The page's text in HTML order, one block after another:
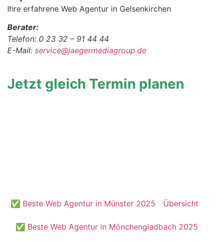
Ihre erfahrene Web Agentur in Gelsenkirchen
Berater:
Telefon: 0 23 32 – 91 44 44
E-Mail: service@jaegermediagroup.de
Jetzt gleich Termin planen
✅ Beste Web Agentur in Münster 2025 Übersicht
✅ Beste Web Agentur in Mönchengladbach 2025